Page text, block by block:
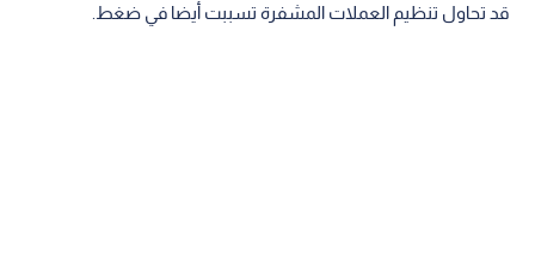
قد تحاول تنظيم العملات المشفرة تسببت أيضا في ضغط.